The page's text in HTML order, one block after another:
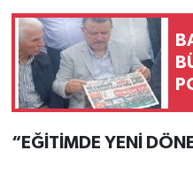
“EĞİTİMDE YENİ